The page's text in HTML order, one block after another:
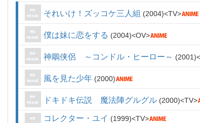
それいけ！ズッコケ三人組 2004 TV
僕は妹に恋をする 2004 OV
神鵰侠侶 ～コンドル・ヒーロー～ 2001
風を見た少年 2000
ドキドキ伝説 魔法陣グルグル 2000 TV
コレクター・ユイ 1999 TV